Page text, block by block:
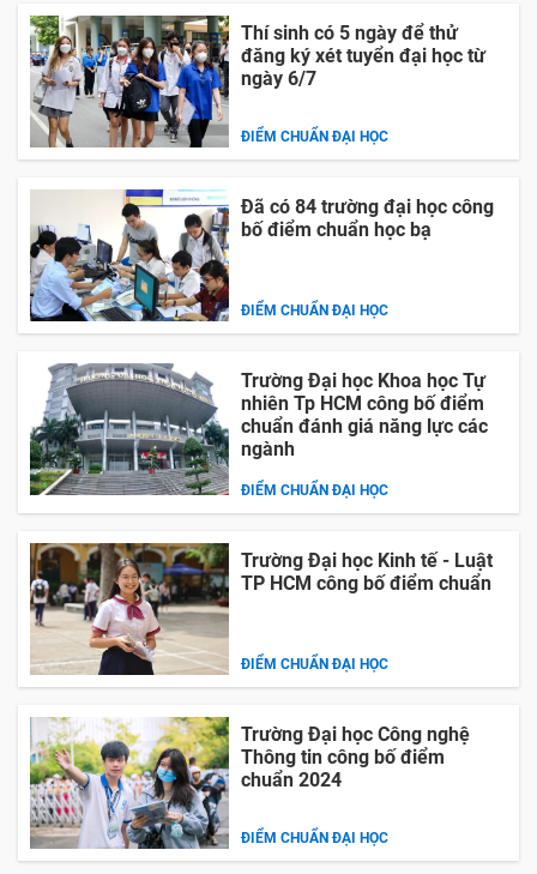
Thí sinh có 5 ngày để thử
đăng ký xét tuyển đại học từ
ngày 6/7
ĐIỂM CHUẨN ĐẠI HỌC
Đã có 84 trường đại học công
bố điểm chuẩn học bạ
ĐIỂM CHUẨN ĐẠI HỌC
Trường Đại học Khoa học Tự
nhiên Tp HCM công bố điểm
chuẩn đánh giá năng lực các
ngành
ĐIỂM CHUẨN ĐẠI HỌC
Trường Đại học Kinh tế - Luật
TP HCM công bố điểm chuẩn
ĐIỂM CHUẨN ĐẠI HỌC
Trường Đại học Công nghệ
Thông tin công bố điểm
chuẩn 2024
ĐIỂM CHUẨN ĐẠI HỌC